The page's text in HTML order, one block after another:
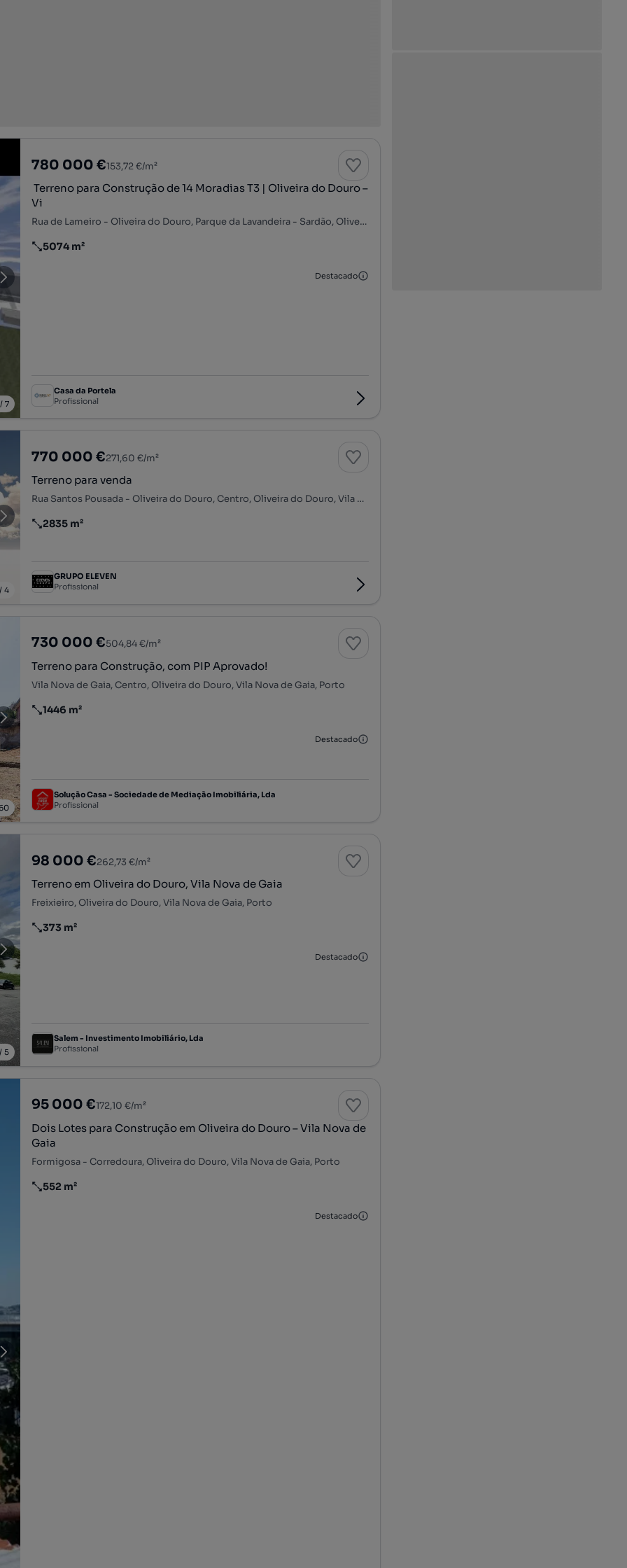
7
780 000 €153,72 €/m²
️ Terreno para Construção de 14 Moradias T3 | Oliveira do Douro –
Vi
Rua de Lameiro - Oliveira do Douro, Parque da Lavandeira - Sardão, Oliveira do Douro, Vila Nova de Gaia, Porto
Preço por metro quadrado
5074 m²
Destacado
Casa da Portela
Profissional
4
770 000 €271,60 €/m²
Terreno para venda
Rua Santos Pousada - Oliveira do Douro, Centro, Oliveira do Douro, Vila Nova de Gaia, Porto
Preço por metro quadrado
2835 m²
GRUPO ELEVEN
Profissional
730 000 €504,84 €/m²
Terreno para Construção, com PIP Aprovado!
Vila Nova de Gaia, Centro, Oliveira do Douro, Vila Nova de Gaia, Porto
Preço por metro quadrado
1446 m²
Destacado
Solução Casa - Sociedade de Mediação Imobiliária, Lda
Profissional
5
98 000 €262,73 €/m²
Terreno em Oliveira do Douro, Vila Nova de Gaia
Freixieiro, Oliveira do Douro, Vila Nova de Gaia, Porto
Preço por metro quadrado
373 m²
Destacado
Salem - Investimento Imobiliário, Lda
Profissional
95 000 €172,10 €/m²
Dois Lotes para Construção em Oliveira do Douro – Vila Nova de
Gaia
Formigosa - Corredoura, Oliveira do Douro, Vila Nova de Gaia, Porto
Preço por metro quadrado
552 m²
Destacado